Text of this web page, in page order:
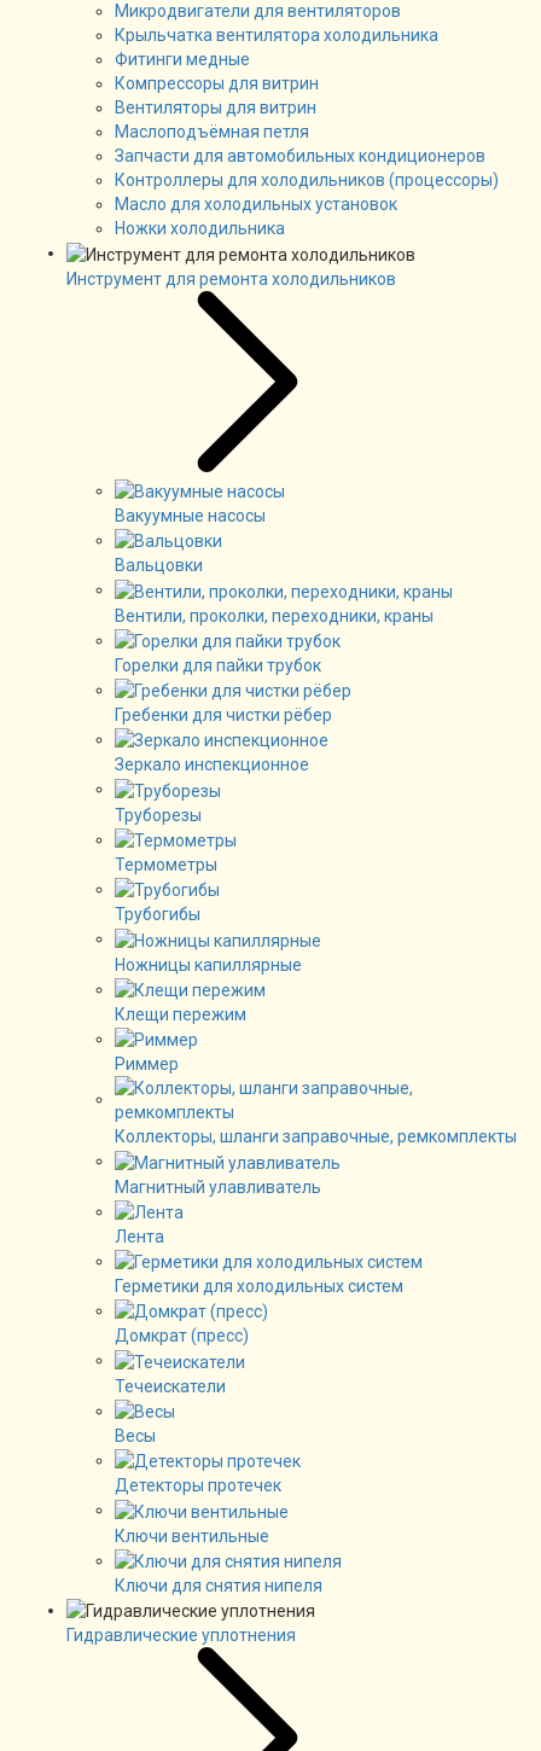
Микродвигатели для вентиляторов
Крыльчатка вентилятора холодильника
Фитинги медные
Компрессоры для витрин
Вентиляторы для витрин
Маслоподъёмная петля
Запчасти для автомобильных кондиционеров
Контроллеры для холодильников (процессоры)
Масло для холодильных установок
Ножки холодильника
Инструмент для ремонта холодильников
Вакуумные насосы
Вальцовки
Вентили, проколки, переходники, краны
Горелки для пайки трубок
Гребенки для чистки рёбер
Зеркало инспекционное
Труборезы
Термометры
Трубогибы
Ножницы капиллярные
Клещи пережим
Риммер
Коллекторы, шланги заправочные, ремкомплекты
Магнитный улавливатель
Лента
Герметики для холодильных систем
Домкрат (пресс)
Течеискатели
Весы
Детекторы протечек
Ключи вентильные
Ключи для снятия нипеля
Гидравлические уплотнения